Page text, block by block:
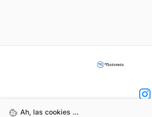
Ah, las cookies ...